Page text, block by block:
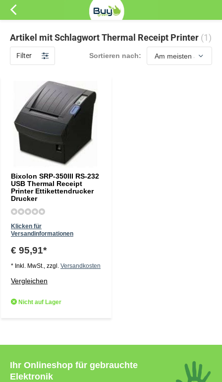
Artikel mit Schlagwort Thermal Receipt Printer (1)
Filter Sortieren nach:
Bixolon SRP-350III RS-232
USB Thermal Receipt
Printer Ettikettendrucker
Drucker
Klicken für
Versandinformationen
€ 95,91*
* Inkl. MwSt., zzgl. Versandkosten
Vergleichen
Nicht auf Lager
Ihr Onlineshop für gebrauchte
Elektronik